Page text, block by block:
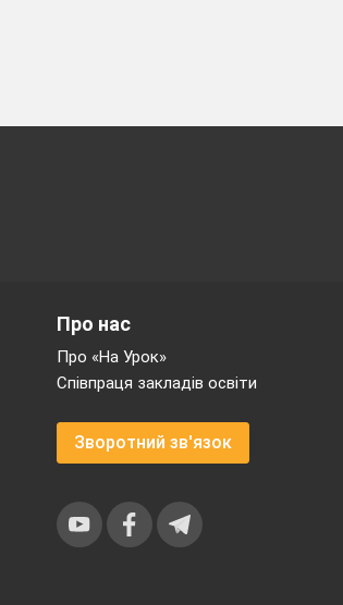
Про нас
Про «На Урок»
Співпраця закладів освіти
Зворотний зв'язок